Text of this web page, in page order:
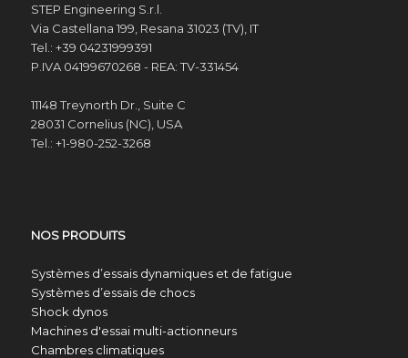
STEP Engineering S.r.l.
Via Castellana 199, Resana 31023 (TV), IT
Tel.: +39 04231999391
P.IVA 04199670268 - REA: TV-331454
11148 Treynorth Dr., Suite C
28031 Cornelius (NC), USA
Tel.: +1-980-252-3268
NOS PRODUITS
Systèmes d’essais dynamiques et de fatigue
Systèmes d’essais de chocs
Shock dynos
Machines d'essai multi-actionneurs
Chambres climatiques